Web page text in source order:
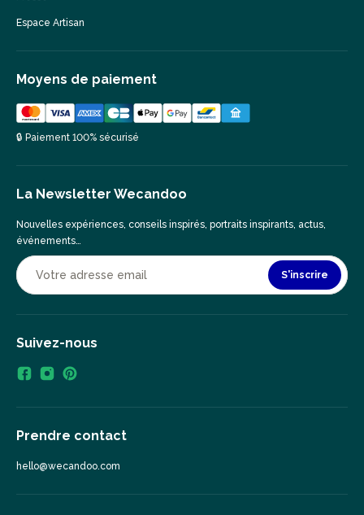
Espace Artisan
Moyens de paiement
🔒 Paiement 100% sécurisé
La Newsletter Wecandoo
Nouvelles expériences, conseils inspirés, portraits inspirants, actus,
événements…
S'inscrire
Suivez-nous
Prendre contact
hello@wecandoo.com